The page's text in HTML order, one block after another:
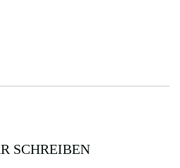
SCHREIBEN